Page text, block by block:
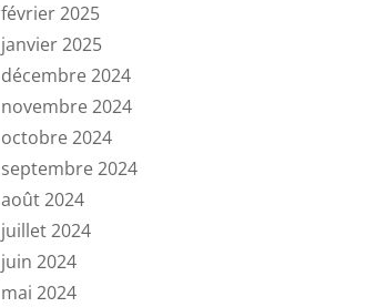
février 2025
janvier 2025
décembre 2024
novembre 2024
octobre 2024
septembre 2024
août 2024
juillet 2024
juin 2024
mai 2024